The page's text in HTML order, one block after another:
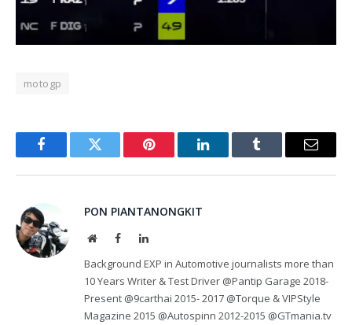
motogp
FacebookTwitter Pinterest LinkedInTumblr Email
PON PIANTANONGKIT
WebsiteFacebookLinkedIn
Background EXP in Automotive journalists more than
10 Years Writer & Test Driver @Pantip Garage 2018-
Present @9carthai 2015- 2017 @Torque & VIPStyle
Magazine 2015 @Autospinn 2012-2015 @GTmania.tv